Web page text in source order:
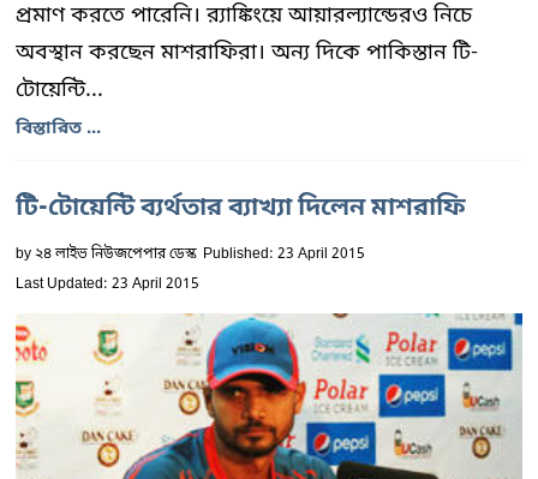
প্রমাণ করতে পারেনি। র‍্যাঙ্কিংয়ে আয়ারল্যান্ডেরও নিচে
অবস্থান করছেন মাশরাফিরা। অন্য দিকে পাকিস্তান টি-
টোয়েন্টি...
বিস্তারিত ...
টি-টোয়েন্টি ব্যর্থতার ব্যাখ্যা দিলেন মাশরাফি
by২৪ লাইভ নিউজপেপার ডেস্ক Published: 23 April 2015
Last Updated: 23 April 2015